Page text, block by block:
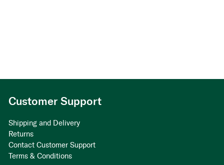
Customer Support
Shipping and Delivery
Returns
Contact Customer Support
Terms & Conditions